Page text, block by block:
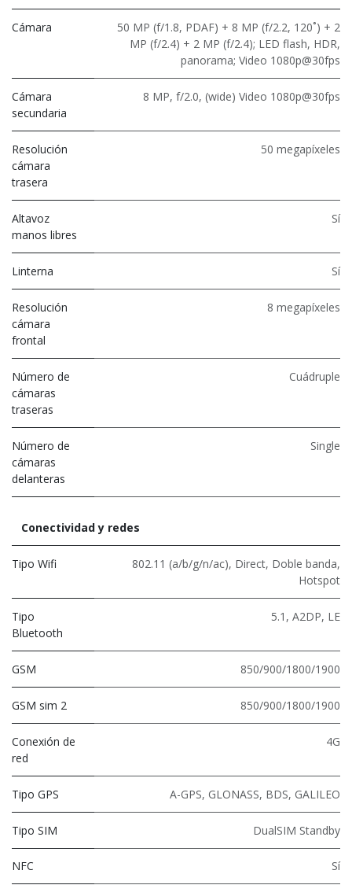
Cámara
50 MP (f/1.8, PDAF) + 8 MP (f/2.2, 120˚) + 2
MP (f/2.4) + 2 MP (f/2.4); LED flash, HDR,
panorama; Video 1080p@30fps
Cámara
secundaria
8 MP, f/2.0, (wide) Video 1080p@30fps
Resolución
cámara
trasera
50 megapíxeles
Altavoz
manos libres
Sí
Linterna Sí
Resolución
cámara
frontal
8 megapíxeles
Número de
cámaras
traseras
Cuádruple
Número de
cámaras
delanteras
Single
Conectividad y redes
Tipo Wifi 802.11 (a/b/g/n/ac), Direct, Doble banda,
Hotspot
Tipo
Bluetooth
5.1 , A2DP, LE
GSM 850/900/1800/1900
GSM sim 2 850/900/1800/1900
Conexión de
red
4G
Tipo GPS A-GPS, GLONASS, BDS, GALILEO
Tipo SIM DualSIM Standby
NFC Sí